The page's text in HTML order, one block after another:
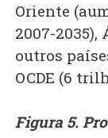
Oriente
2007-
outros
OCDE (6
Figura 5.